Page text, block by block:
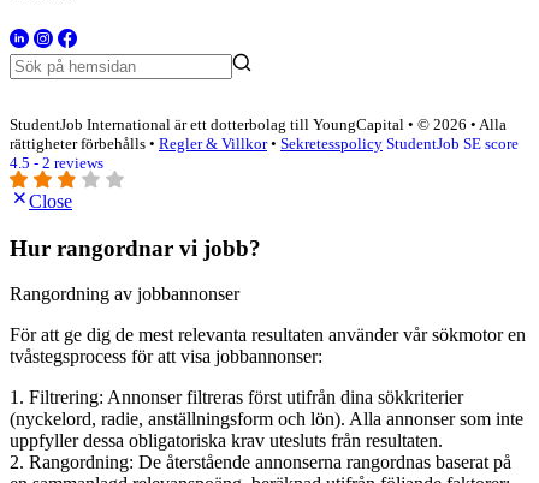
StudentJob International är ett dotterbolag till YoungCapital • © 2026 • Alla
rättigheter förbehålls • Regler & Villkor• Sekretesspolicy StudentJob SE score
4.5 - 2 reviews
Close
Hur rangordnar vi jobb?
Rangordning av jobbannonser
För att ge dig de mest relevanta resultaten använder vår sökmotor en
tvåstegsprocess för att visa jobbannonser:
1. Filtrering: Annonser filtreras först utifrån dina sökkriterier
(nyckelord, radie, anställningsform och lön). Alla annonser som inte
uppfyller dessa obligatoriska krav utesluts från resultaten.
2. Rangordning: De återstående annonserna rangordnas baserat på